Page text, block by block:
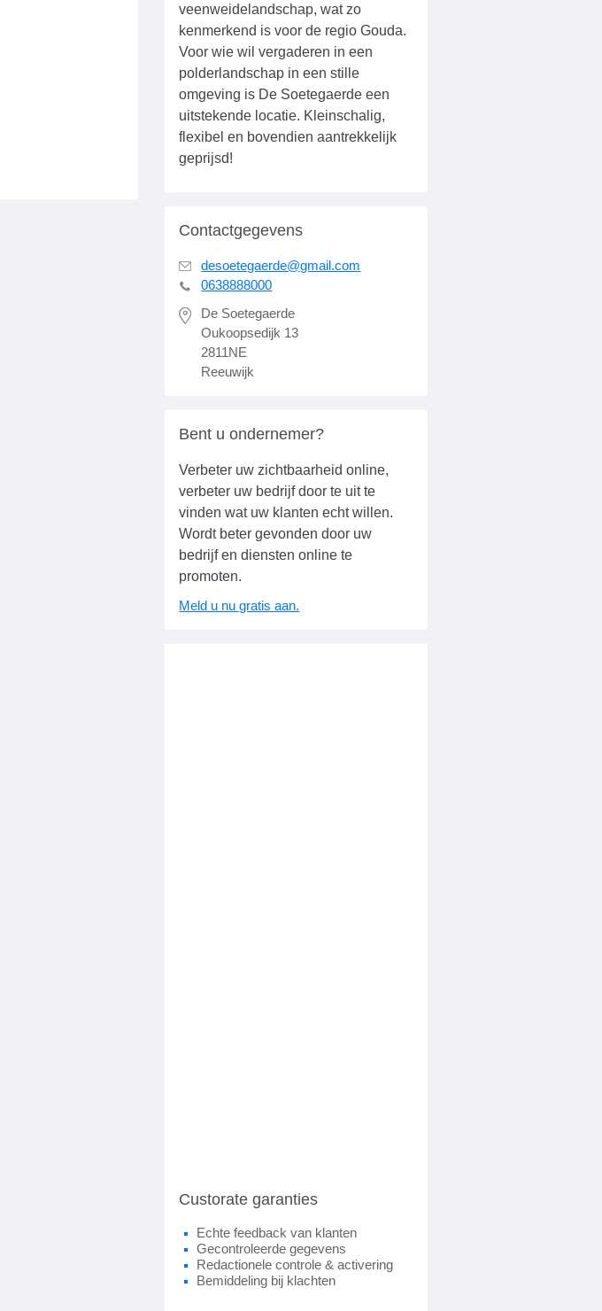
veenweidelandschap, wat zo
kenmerkend is voor de regio Gouda.
Voor wie wil vergaderen in een
polderlandschap in een stille
omgeving is De Soetegaerde een
uitstekende locatie. Kleinschalig,
flexibel en bovendien aantrekkelijk
geprijsd!
Contactgegevens
desoetegaerde@gmail.com
0638888000
De Soetegaerde
Oukoopsedijk 13
2811NE
Reeuwijk
Bent u ondernemer?
Verbeter uw zichtbaarheid online,
verbeter uw bedrijf door te uit te
vinden wat uw klanten echt willen.
Wordt beter gevonden door uw
bedrijf en diensten online te
promoten.
Meld u nu gratis aan.
Custorate garanties
Echte feedback van klanten
Gecontroleerde gegevens
Redactionele controle & activering
Bemiddeling bij klachten